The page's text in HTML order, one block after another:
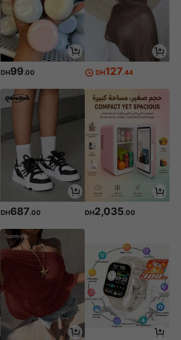
DH99.00 DH127.44
DH687.00 DH2,035.00